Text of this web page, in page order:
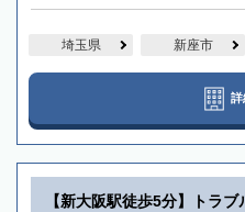
埼玉県 新座市
詳
【新大阪駅徒歩5分】トラ